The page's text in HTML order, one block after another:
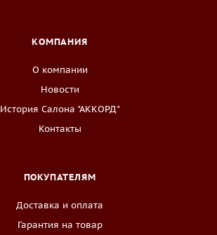
КОМПАНИЯ
О компании
Новости
История Салона "АККОРД"
Контакты
ПОКУПАТЕЛЯМ
Доставка и оплата
Гарантия на товар